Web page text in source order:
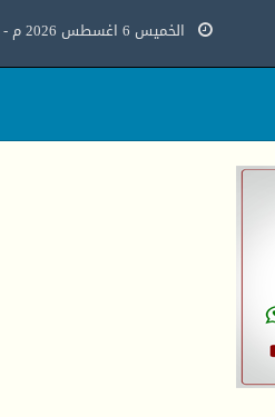
الخميس 6 اغسطس 2026 م - 20 صفر 1448هـ